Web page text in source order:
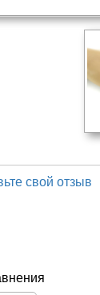
свой отзыв